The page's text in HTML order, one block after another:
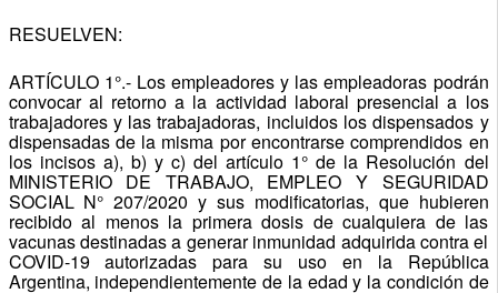
RESUELVEN:
ARTÍCULO 1°.- Los empleadores y las empleadoras podrán
convocar al retorno a la actividad laboral presencial a los
trabajadores y las trabajadoras, incluidos los dispensados y
dispensadas de la misma por encontrarse comprendidos en
los incisos a), b) y c) del artículo 1° de la Resolución del
MINISTERIO DE TRABAJO, EMPLEO Y SEGURIDAD
SOCIAL N° 207/2020 y sus modificatorias, que hubieren
recibido al menos la primera dosis de cualquiera de las
vacunas destinadas a generar inmunidad adquirida contra el
COVID-19 autorizadas para su uso en la República
Argentina, independientemente de la edad y la condición de